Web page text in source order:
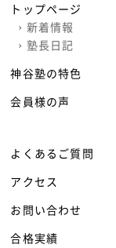
トップページ
› 新着情報
› 塾長日記
神谷塾の特色
会員様の声
よくあるご質問
アクセス
お問い合わせ
合格実績